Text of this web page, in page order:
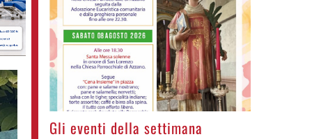
Gli eventi della settimana